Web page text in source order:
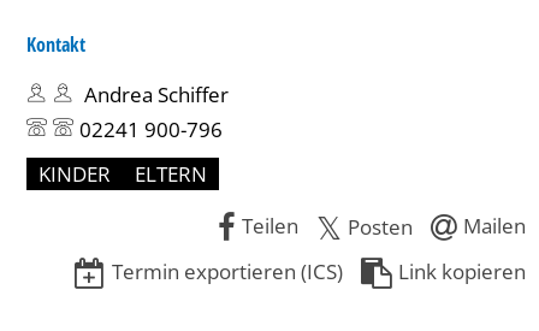
Kontakt
Andrea Schiffer
02241 900-796
KINDER
ELTERN
Teilen
Posten
Mailen
Termin exportieren (ICS)
Link kopieren